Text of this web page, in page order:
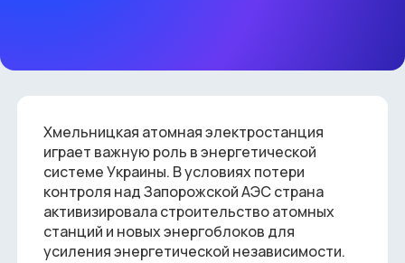
Хмельницкая атомная электростанция
играет важную роль в энергетической
системе Украины. В условиях потери
контроля над Запорожской АЭС страна
активизировала строительство атомных
станций и новых энергоблоков для
усиления энергетической независимости.